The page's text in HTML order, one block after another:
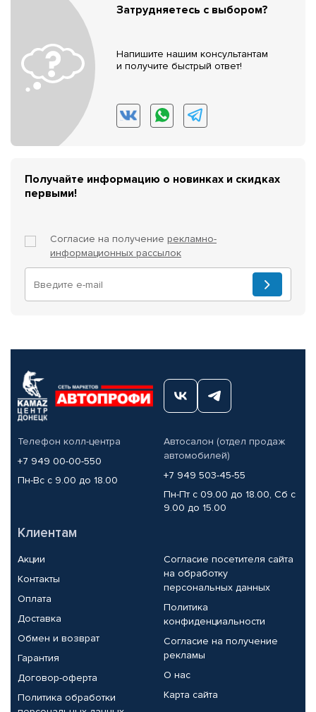
Затрудняетесь с выбором?
Напишите нашим консультантам
и получите быстрый ответ!
Получайте информацию о новинках и скидках
первыми!
Согласие на получение рекламно-
информационных рассылок
Телефон колл-центра
+7 949 00-00-550
Пн-Вс с 9.00 до 18.00
Автосалон (отдел продаж
автомобилей)
+7 949 503-45-55
Пн-Пт с 09.00 до 18.00, Сб с
9.00 до 15.00
Клиентам
Акции
Контакты
Оплата
Доставка
Обмен и возврат
Гарантия
Договор-оферта
Политика обработки
Согласие посетителя сайта
на обработку
персональных данных
Политика
конфиденциальности
Согласие на получение
рекламы
О нас
Карта сайта